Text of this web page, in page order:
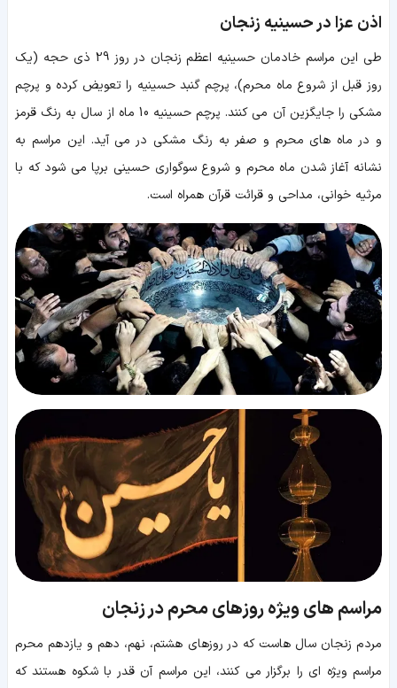
اذن عزا در حسینیه زنجان
طی این مراسم خادمان حسینیه اعظم زنجان در روز 29 ذی حجه (یک
روز قبل از شروع ماه محرم)، پرچم گنبد حسینیه را تعویض کرده و پرچم
مشکی را جایگزین آن می کنند. پرچم حسینیه 10 ماه از سال به رنگ قرمز
و در ماه های محرم و صفر به رنگ مشکی در می آید. این مراسم به
نشانه آغاز شدن ماه محرم و شروع سوگواری حسینی برپا می شود که با
مرثیه خوانی، مداحی و قرائت قرآن همراه است.
مراسم های ویژه روزهای محرم در زنجان
مردم زنجان سال هاست که در روزهای هشتم، نهم، دهم و یازدهم محرم
مراسم ویژه ای را برگزار می کنند، این مراسم آن قدر با شکوه هستند که